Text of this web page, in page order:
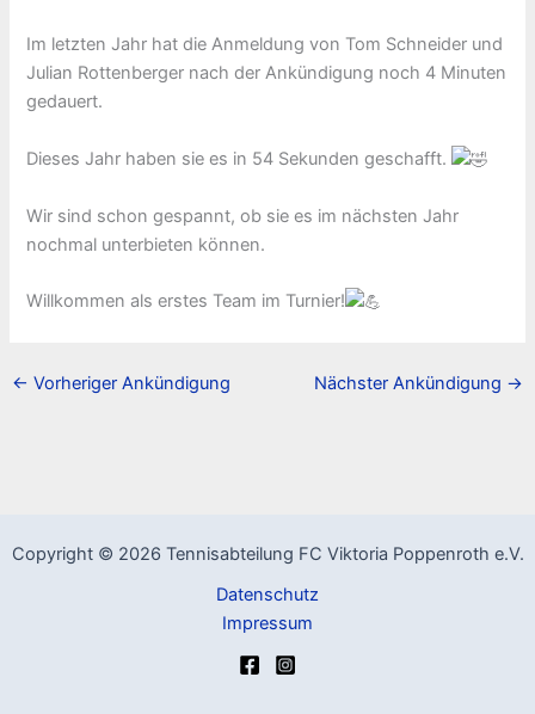
Im letzten Jahr hat die Anmeldung von Tom Schneider und
Julian Rottenberger nach der Ankündigung noch 4 Minuten
gedauert.
Dieses Jahr haben sie es in 54 Sekunden geschafft.
Wir sind schon gespannt, ob sie es im nächsten Jahr
nochmal unterbieten können.
Willkommen als erstes Team im Turnier!
← Vorheriger Ankündigung Nächster Ankündigung →
Copyright © 2026 Tennisabteilung FC Viktoria Poppenroth e.V.
Datenschutz
Impressum